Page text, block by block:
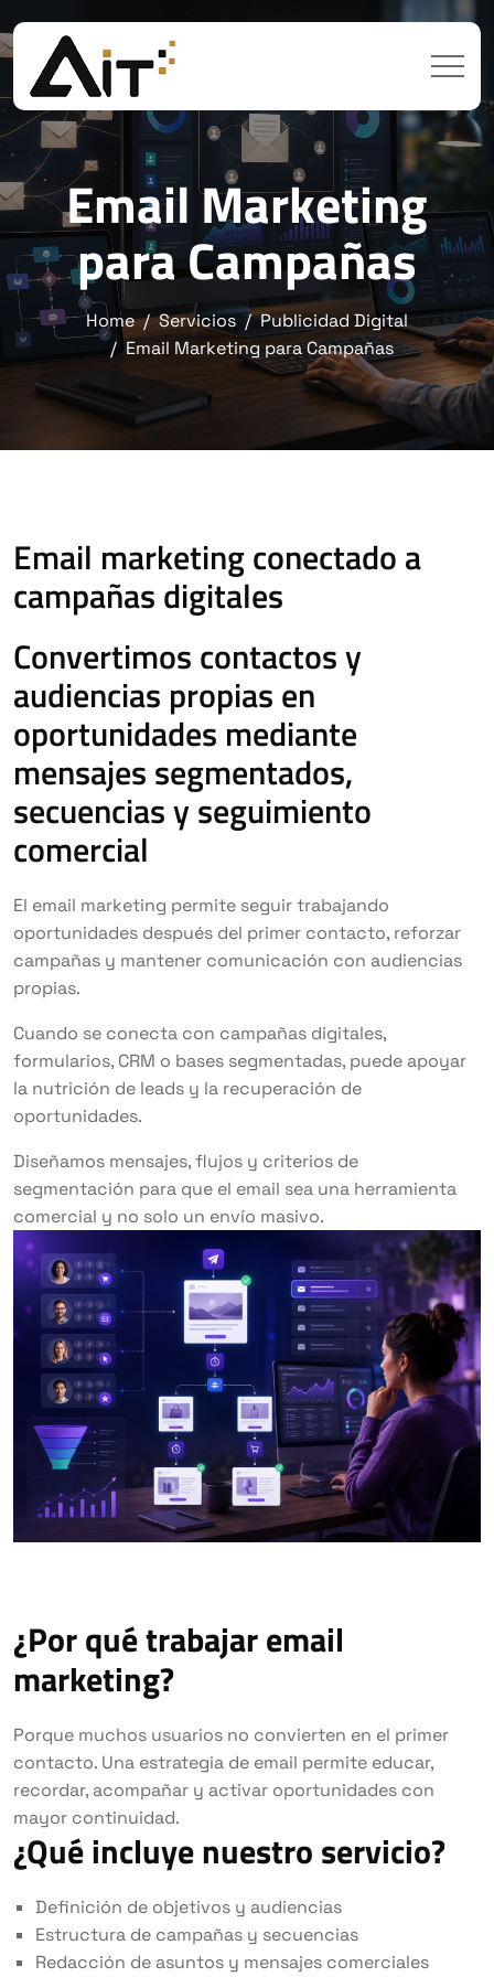
Email Marketing
para Campañas
Home Servicios
Publicidad Digital
Email Marketing para Campañas
Email marketing conectado a
campañas digitales
Convertimos contactos y
audiencias propias en
oportunidades mediante
mensajes segmentados,
secuencias y seguimiento
comercial
El email marketing permite seguir trabajando
oportunidades después del primer contacto, reforzar
campañas y mantener comunicación con audiencias
propias.
Cuando se conecta con campañas digitales,
formularios, CRM o bases segmentadas, puede apoyar
la nutrición de leads y la recuperación de
oportunidades.
Diseñamos mensajes, flujos y criterios de
segmentación para que el email sea una herramienta
comercial y no solo un envío masivo.
¿Por qué trabajar email
marketing?
Porque muchos usuarios no convierten en el primer
contacto. Una estrategia de email permite educar,
recordar, acompañar y activar oportunidades con
mayor continuidad.
¿Qué incluye nuestro servicio?
Definición de objetivos y audiencias
Estructura de campañas y secuencias
Redacción de asuntos y mensajes comerciales